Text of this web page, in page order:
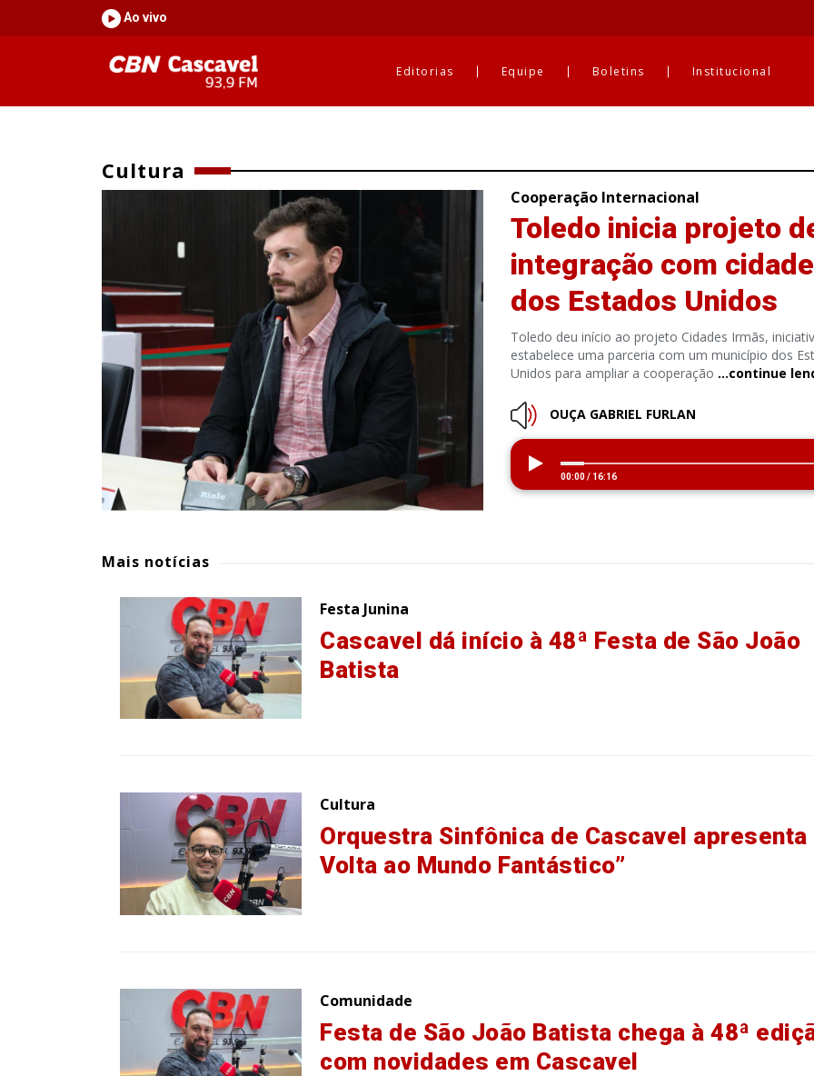
Ao vivo
Editorias Equipe Boletins Institucional
Cultura
Cooperação Internacional
Toledo inicia projeto
integração com cidade
dos Estados Unidos
Toledo deu início ao projeto Cidades Irmãs,
estabelece uma parceria com um município dos
Unidos para ampliar a cooperação …continue
OUÇA GABRIEL FURLAN
00:00/ 16:16
Mais notícias
Festa Junina
Cascavel dá início à 48ª Festa de São João
Batista
Cultura
Orquestra Sinfônica de Cascavel apresenta
Volta ao Mundo Fantástico”
Comunidade
Festa de São João Batista chega à 48ª
com novidades em Cascavel